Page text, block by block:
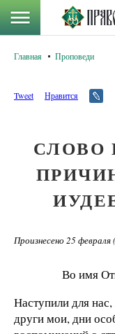
Главная Проповеди
Tweet Нравится
СЛОВО
Произнесено 25
Во имя
Наступили для
други мои, дни